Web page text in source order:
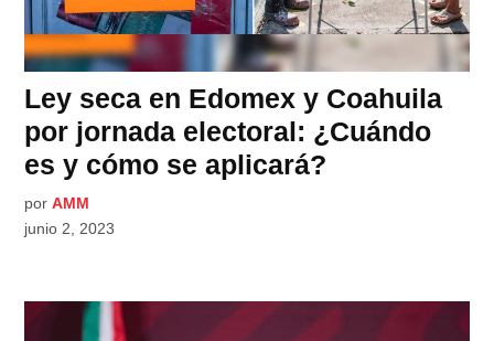
Ley seca en Edomex y Coahuila
por jornada electoral: ¿Cuándo
es y cómo se aplicará?
por AMM
junio 2, 2023